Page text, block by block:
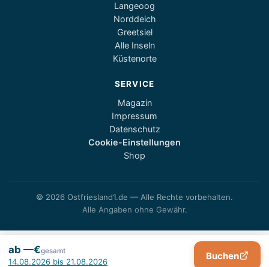
ab —€gesamt Buchen
Langeoog
Norddeich
Greetsiel
Alle Inseln
Küstenorte
SERVICE
Magazin
Impressum
Datenschutz
Cookie-Einstellungen
Shop
© 2026 Ostfriesland1.de — Alle Rechte vorbehalten.
Alle Angaben ohne Gewähr.